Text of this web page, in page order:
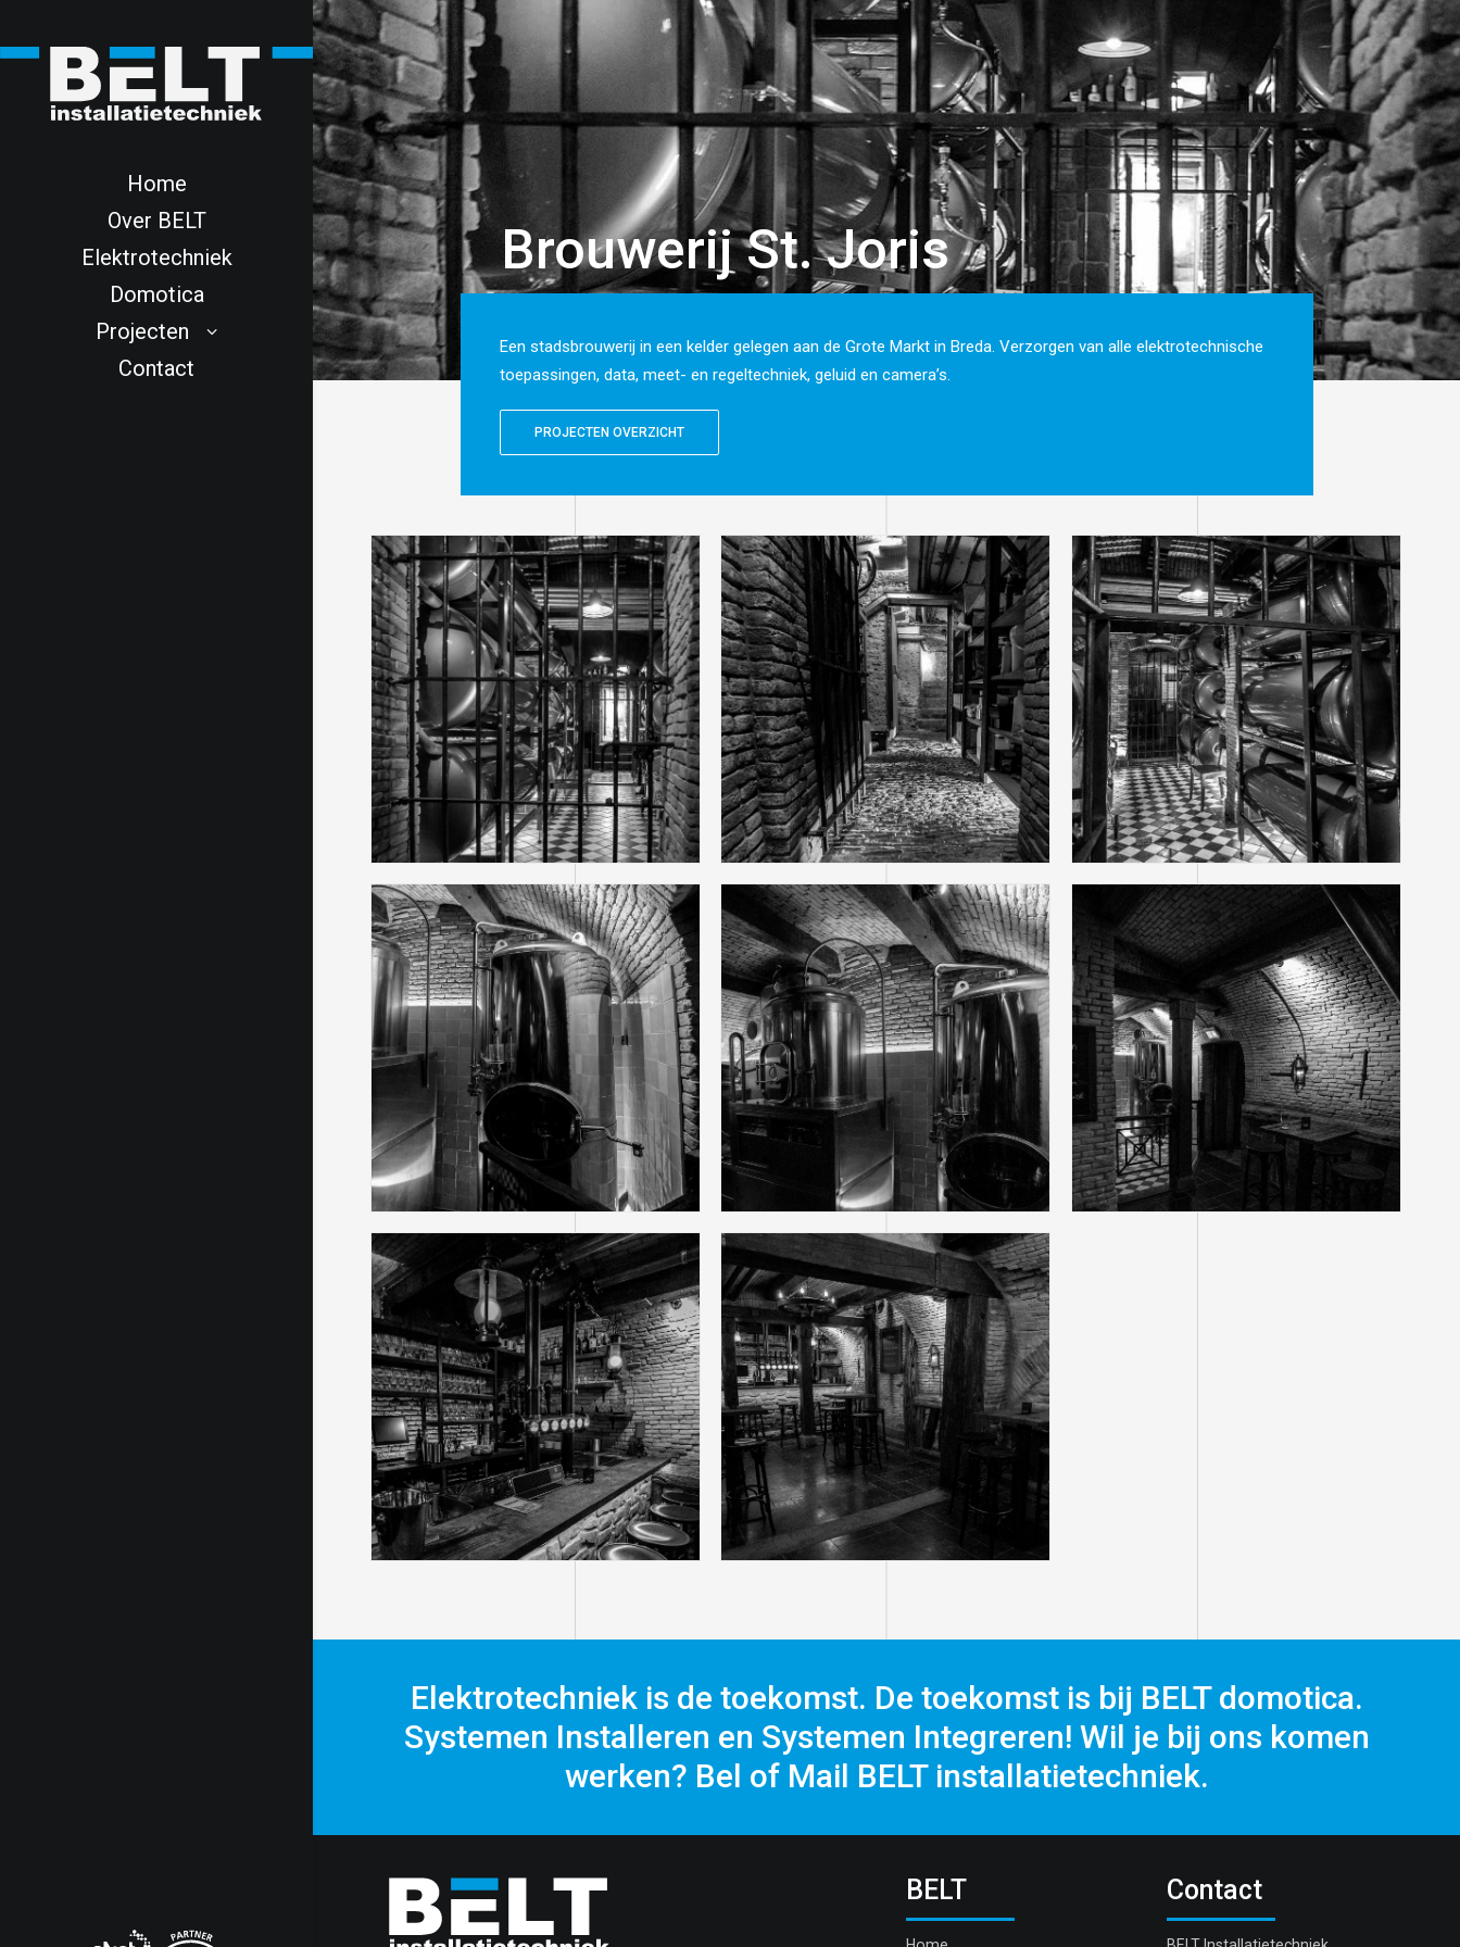
Home
Over BELT
Elektrotechniek
Domotica
Projecten
Contact
Brouwerij St. Joris
Een stadsbrouwerij in een kelder gelegen aan de Grote Markt in Breda. Verzorgen van alle elektrotechnische
toepassingen, data, meet- en regeltechniek, geluid en camera’s.
PROJECTEN OVERZICHT
Elektrotechniek is de toekomst. De toekomst is bij BELT domotica.
Systemen Installeren en Systemen Integreren! Wil je bij ons komen
werken? Bel of Mail BELT installatietechniek.
BELT Contact